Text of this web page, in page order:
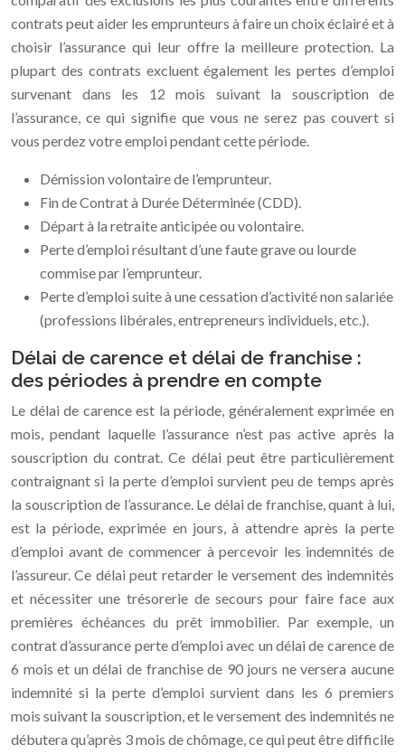
contrats peut aider les emprunteurs à faire un choix éclairé et à
choisir l’assurance qui leur offre la meilleure protection. La
plupart des contrats excluent également les pertes d’emploi
survenant dans les 12 mois suivant la souscription de
l’assurance, ce qui signifie que vous ne serez pas couvert si
vous perdez votre emploi pendant cette période.
Démission volontaire de l’emprunteur.
Fin de Contrat à Durée Déterminée (CDD).
Départ à la retraite anticipée ou volontaire.
Perte d’emploi résultant d’une faute grave ou lourde
commise par l’emprunteur.
Perte d’emploi suite à une cessation d’activité non salariée
(professions libérales, entrepreneurs individuels, etc.).
Délai de carence et délai de franchise :
des périodes à prendre en compte
Le délai de carence est la période, généralement exprimée en
mois, pendant laquelle l’assurance n’est pas active après la
souscription du contrat. Ce délai peut être particulièrement
contraignant si la perte d’emploi survient peu de temps après
la souscription de l’assurance. Le délai de franchise, quant à lui,
est la période, exprimée en jours, à attendre après la perte
d’emploi avant de commencer à percevoir les indemnités de
l’assureur. Ce délai peut retarder le versement des indemnités
et nécessiter une trésorerie de secours pour faire face aux
premières échéances du prêt immobilier. Par exemple, un
contrat d’assurance perte d’emploi avec un délai de carence de
6 mois et un délai de franchise de 90 jours ne versera aucune
indemnité si la perte d’emploi survient dans les 6 premiers
mois suivant la souscription, et le versement des indemnités ne
débutera qu’après 3 mois de chômage, ce qui peut être difficile